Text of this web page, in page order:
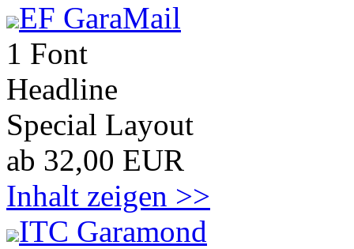
EF GaraMail
1 Font
Headline
Special Layout
ab 32,00 EUR
Inhalt zeigen >>
ITC Garamond